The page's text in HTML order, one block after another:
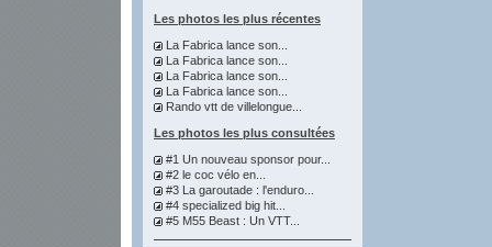
Les photos les plus récentes
La Fabrica lance son...
La Fabrica lance son...
La Fabrica lance son...
La Fabrica lance son...
Rando vtt de villelongue...
Les photos les plus consultées
#1 Un nouveau sponsor pour...
#2 le coc vélo en...
#3 La garoutade : l'enduro...
#4 specialized big hit...
#5 M55 Beast : Un VTT...